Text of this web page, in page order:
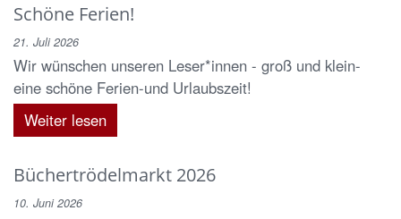
Schöne Ferien!
21. Juli 2026
Wir wünschen unseren Leser*innen - groß und klein-
eine schöne Ferien-und Urlaubszeit!
Weiter lesen
Büchertrödelmarkt 2026
10. Juni 2026